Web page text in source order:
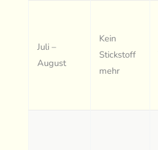
Juli –
August
Kein
Stickstoff
mehr